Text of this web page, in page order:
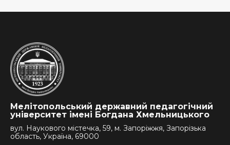
Мелітопольський державний педагогічний
університет імені Богдана Хмельницького
вул. Наукового містечка, 59, м. Запоріжжя, Запорізька
область, Україна, 69000